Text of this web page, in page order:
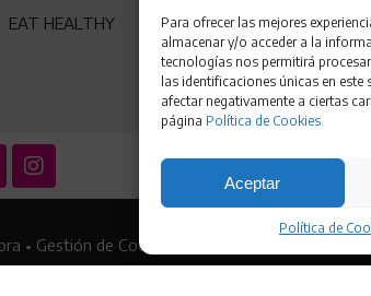
Para ofrecer las mejores
almacenar y/o acceder a la
tecnologías nos permitirá
las identificaciones únicas en
afectar negativamente a ciertas
página Política de Cookies.
Aceptar
Política de
EAT HEALTHY
• Gestión de Cookies